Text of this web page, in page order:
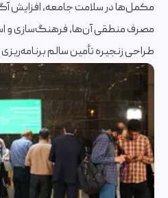
مکمل‌ها در سلامت جامعه، افزایش
مصرف منطقی آن‌ها، فرهنگ‌سازی و
طراحی زنجیره تأمین سالم